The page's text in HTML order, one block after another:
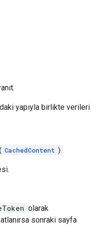
yapıyla birlikte verileri
CachedContent )
olarak
sonraki sayfa